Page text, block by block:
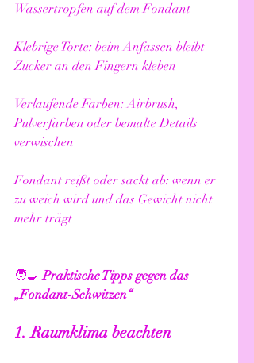
Wassertropfen auf dem Fondant
Klebrige Torte: beim Anfassen bleibt
Zucker an den Fingern kleben
Verlaufende Farben: Airbrush,
Pulverfarben oder bemalte Details
verwischen
Fondant reißt oder sackt ab: wenn er
zu weich wird und das Gewicht nicht
mehr trägt
🧑‍🍳 Praktische Tipps gegen das
„Fondant-Schwitzen“
1. Raumklima beachten